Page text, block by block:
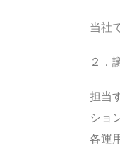
当社
２．
担当
ショ
各運